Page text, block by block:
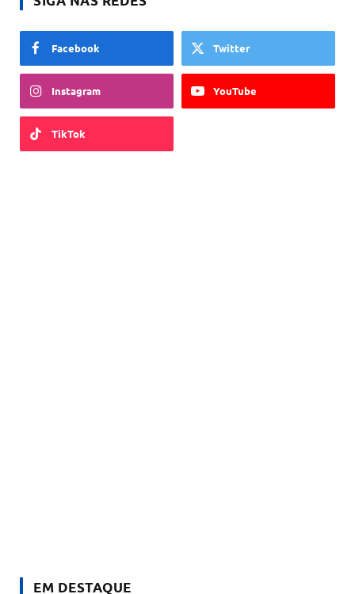
Facebook Twitter
Instagram YouTube
TikTok
EM DESTAQUE